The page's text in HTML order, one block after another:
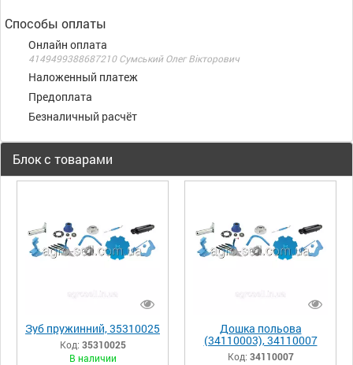
Способы оплаты
Онлайн оплата
4149499388687210 Сумський Олег Вікторович
Наложенный платеж
Предоплата
Безналичный расчёт
Блок с товарами
Зуб пружинний, 35310025
Код: 35310025
В наличии
Дошка польова
(34110003), 34110007
Код: 34110007